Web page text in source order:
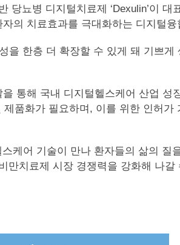
뇨병 디지털치료제 ‘Dexulin’이
의 치료효과를 극대화하는 디지털
한층 더 확장할 수 있게 돼 기쁘
통해 국내 디지털헬스케어 산업 성
품화가 필요하며, 이를 위한 인허
케어 기술이 만나 환자들의 삶의
치료제 시장 경쟁력을 강화해 나